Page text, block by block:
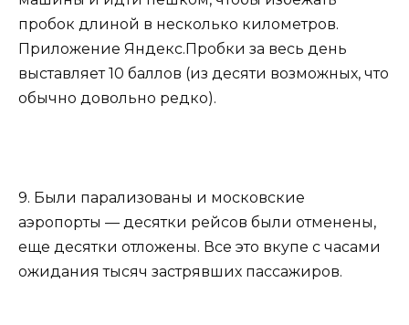
пробок длиной в несколько километров.
Приложение Яндекс.Пробки за весь день
выставляет 10 баллов (из десяти возможных, что
обычно довольно редко).
9. Были парализованы и московские
аэропорты — десятки рейсов были отменены,
еще десятки отложены. Все это вкупе с часами
ожидания тысяч застрявших пассажиров.